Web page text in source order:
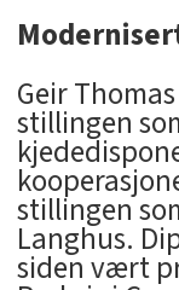
Geir
stillingen
stillingen
Langhus.
siden vært